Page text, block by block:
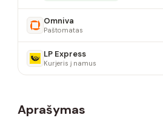
Omniva
Paštomatas
LP Express
Kurjeris į namus
Aprašymas